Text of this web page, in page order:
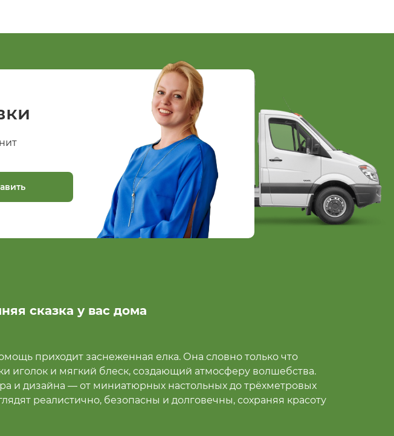
сказка у вас дома
приходит заснеженная елка. Она словно только что
иголок и мягкий блеск, создающий атмосферу волшебства.
и дизайна — от миниатюрных настольных до трёхметровых
реалистично, безопасны и долговечны, сохраняя красоту